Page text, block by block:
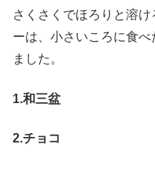
さくさくでほろりと溶
ーは、小さいころに食
ました。
1.和三盆
2.チョコ